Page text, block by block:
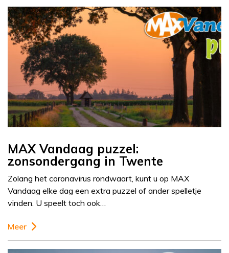
MAX Vandaag puzzel:
zonsondergang in Twente
Zolang het coronavirus rondwaart, kunt u op MAX
Vandaag elke dag een extra puzzel of ander spelletje
vinden. U speelt toch ook…
Meer